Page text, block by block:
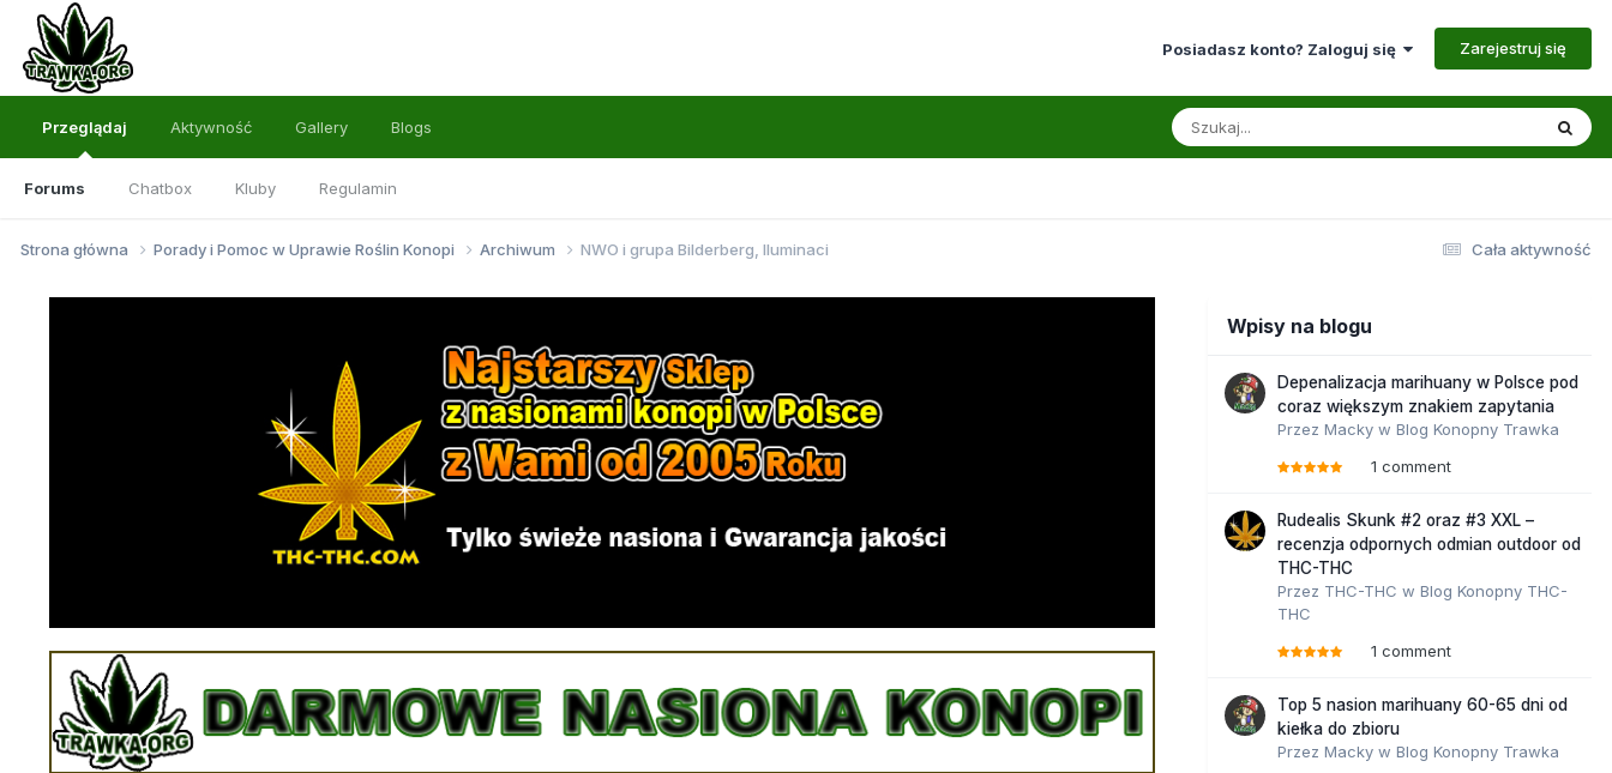
Posiadasz konto? Zaloguj się Zarejestruj się
Przeglądaj
Forums Chatbox Kluby Regulamin
Aktywność Gallery Blogs
Cała aktywność
Strona główna Porady i Pomoc w Uprawie Roślin Konopi Archiwum NWO i grupa Bilderberg, Iluminaci
Wpisy na blogu
Depenalizacja marihuany w Polsce pod
coraz większym znakiem zapytania
Przez Macky w Blog Konopny Trawka
1 comment
Rudealis Skunk #2 oraz #3 XXL –
recenzja odpornych odmian outdoor od
THC-THC
Przez THC-THC w Blog Konopny THC-
THC
1 comment
Top 5 nasion marihuany 60-65 dni od
kiełka do zbioru
Przez Macky w Blog Konopny Trawka